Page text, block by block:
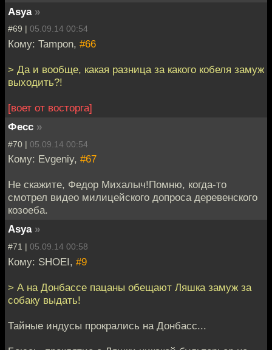
Asya »
#69 | 05.09.14 00:54
Кому: Tampon, #66
> Да и вообще, какая разница за какого кобеля замуж
выходить?!
[воет от восторга]
Фесс »
#70 | 05.09.14 00:54
Кому: Evgeniy, #67
Не скажите, Федор Михалыч!Помню, когда-то
смотрел видео милицейского допроса деревенского
козоеба.
Asya »
#71 | 05.09.14 00:58
Кому: SHOEI, #9
> А на Донбассе пацаны обещают Ляшка замуж за
собаку выдать!
Тайные индусы прокрались на Донбасс...